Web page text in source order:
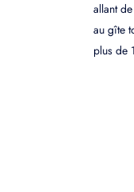
allant
au gîte
plus de